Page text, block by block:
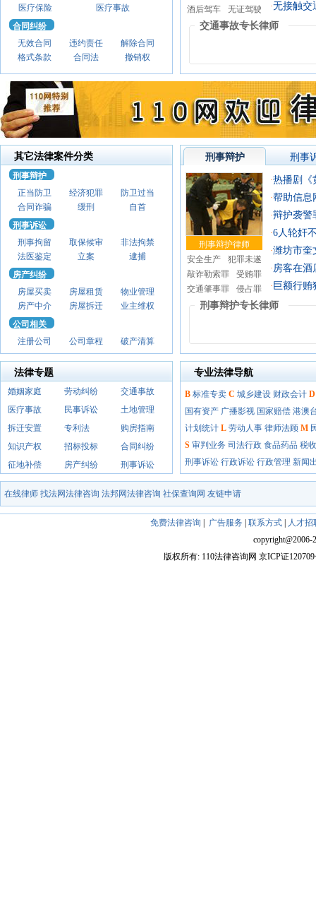
医疗保险
医疗事故
合同纠纷
无效合同
违约责任
解除合同
格式条款
合同法 撤销权
酒后驾车
无证驾驶 ·无接触交
交通事故专长律师
其它法律案件分类
刑事辩护
正当防卫
经济犯罪
防卫过当
合同诈骗
缓刑
自首
刑事诉讼
刑事拘留
取保候审
非法拘禁
法医鉴定
立案
逮捕
房产纠纷
房屋买卖
房屋租赁
物业管理
房产中介
房屋拆迁
业主维权
公司相关
注册公司
公司章程 破产清算
刑事辩护 刑事
刑事辩护律师
安全生产
犯罪未遂
敲诈勒索罪
受贿罪
交通肇事罪
侵占罪
·热播剧《
·帮助信息网
·辩护袭警
·6人轮奸不满14周岁
·潍坊市奎
·房客在酒
· 巨额行贿
刑事辩护专长律师
法律专题
婚姻家庭 劳动纠纷
交通事故
医疗事故
民事诉讼
土地管理
拆迁安置
专利法
购房指南
知识产权
招标投标
合同纠纷
征地补偿
房产纠纷 刑事诉讼
专业法律导航
B 标准专卖 C 城乡建设 财政会计 D
国有资产 广播影视 国家赔偿 港澳
计划统计 L 劳动人事 律师法顾 M
S 审判业务 司法行政 食品药品 税
刑事诉讼 行政诉讼 行政管理 新闻
在线律师 找法网法律咨询 法邦网法律咨询 社保查询网 友链申请
免费法律咨询 广告服务 |联系方式
人才招
copyright@2006-
版权所有: 110法律咨询网 京ICP证